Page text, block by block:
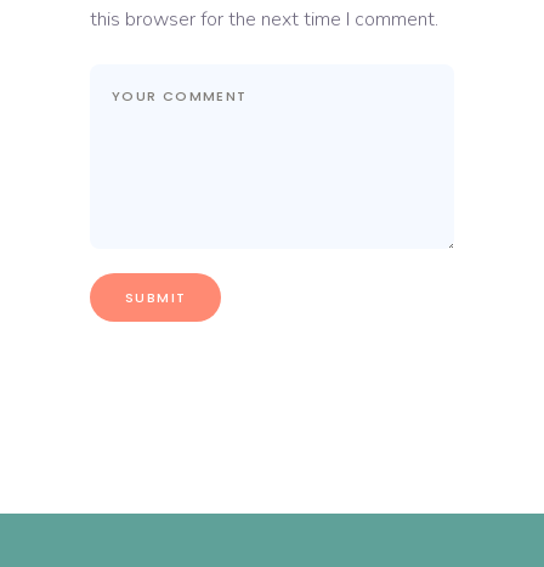
this browser for the next time I comment.